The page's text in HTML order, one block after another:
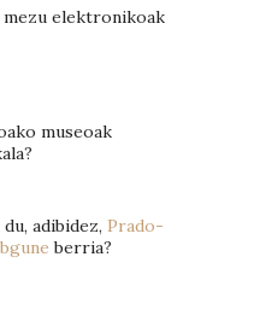
elektronikoak
museoak
adibidez, Prado-
berria?